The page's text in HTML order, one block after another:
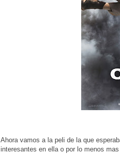
Ahora vamos a la peli de la que
interesantes en ella o por lo menos